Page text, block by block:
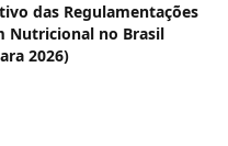
das Regulamentações
Nutricional no Brasil
2026)